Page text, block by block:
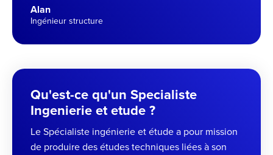
Alan
Ingénieur structure
Qu'est-ce qu'un Specialiste
Ingenierie et etude ?
Le Spécialiste ingénierie et étude a pour mission
de produire des études techniques liées à son